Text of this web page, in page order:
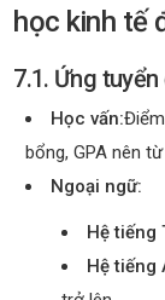
học kinh tế
7.1. Ứng
Học vấn:
bổng, GPA nên
Ngoại ngữ:
Hệ tiếng
Hệ tiếng